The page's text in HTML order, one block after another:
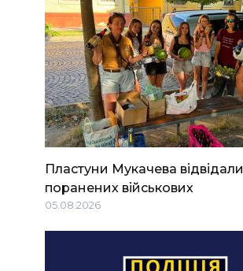
Пластуни Мукачева відвідали
поранених військових
05.08.2026